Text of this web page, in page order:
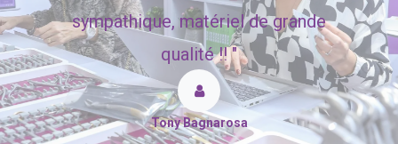
sympathique, matériel de grande
qualité !! "
Tony Bagnarosa